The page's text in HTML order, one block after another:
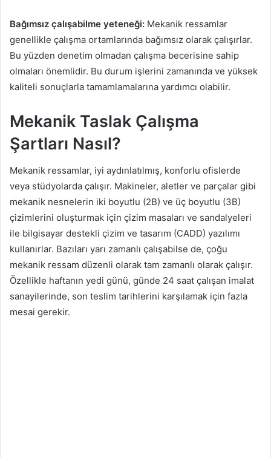
Bağımsız çalışabilme yeteneği: Mekanik ressamlar
genellikle çalışma ortamlarında bağımsız olarak çalışırlar.
Bu yüzden denetim olmadan çalışma becerisine sahip
olmaları önemlidir. Bu durum işlerini zamanında ve yüksek
kaliteli sonuçlarla tamamlamalarına yardımcı olabilir.
Mekanik Taslak Çalışma
Şartları Nasıl?
Mekanik ressamlar, iyi aydınlatılmış, konforlu ofislerde
veya stüdyolarda çalışır. Makineler, aletler ve parçalar gibi
mekanik nesnelerin iki boyutlu (2B) ve üç boyutlu (3B)
çizimlerini oluşturmak için çizim masaları ve sandalyeleri
ile bilgisayar destekli çizim ve tasarım (CADD) yazılımı
kullanırlar. Bazıları yarı zamanlı çalışabilse de, çoğu
mekanik ressam düzenli olarak tam zamanlı olarak çalışır.
Özellikle haftanın yedi günü, günde 24 saat çalışan imalat
sanayilerinde, son teslim tarihlerini karşılamak için fazla
mesai gerekir.